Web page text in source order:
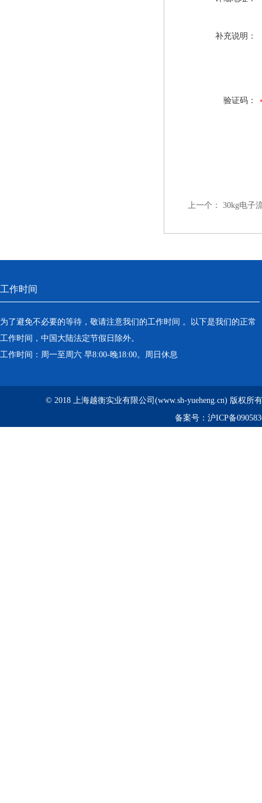
补充说明：
验证码：
上一个： 30kg电子
工作时间
为了避免不必要的等待，敬请注意我们的工作时间 。以下是我们的正常
工作时间，中国大陆法定节假日除外。
工作时间：周一至周六 早8:00-晚18:00。周日休息
© 2018 上海越衡实业有限公司(www.sh-yueheng.cn) 版权所
备案号： 沪ICP备